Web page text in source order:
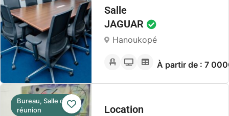
Salle
JAGUAR
Hanoukopé
À partir de : 7
Bureau, Salle de
réunion
Location